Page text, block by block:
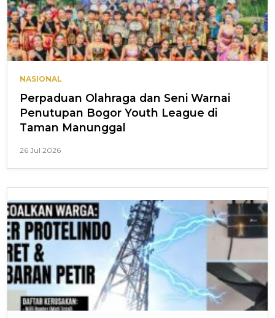
NASIONAL
Perpaduan Olahraga dan Seni Warnai
Penutupan Bogor Youth League di
Taman Manunggal
26 Jul 2026